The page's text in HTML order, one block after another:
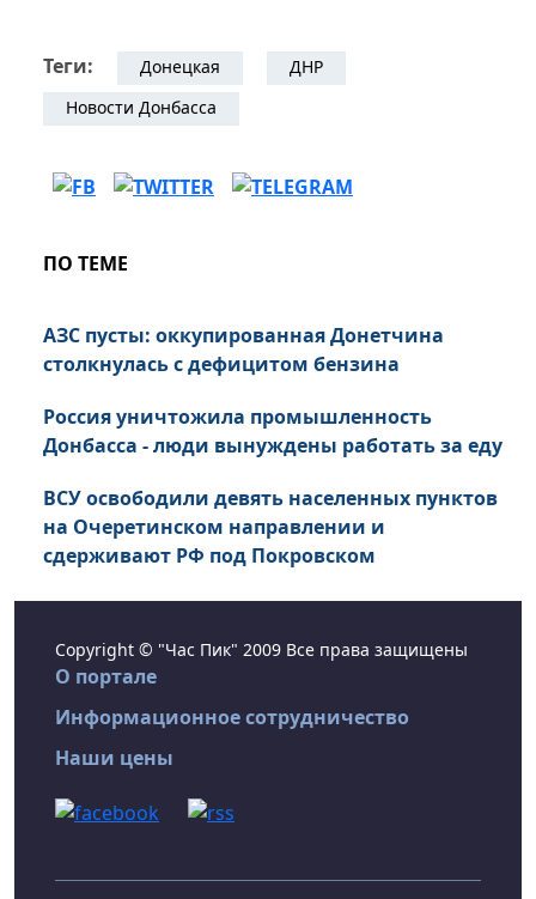
Теги: Донецкая
ДНР
Новости Донбасса
ПО ТЕМЕ
АЗС пусты: оккупированная Донетчина
столкнулась с дефицитом бензина
Россия уничтожила промышленность
Донбасса - люди вынуждены работать за еду
ВСУ освободили девять населенных пунктов
на Очеретинском направлении и
сдерживают РФ под Покровском
Copyright © "Час Пик" 2009 Все права защищены
О портале
Информационное сотрудничество
Наши цены